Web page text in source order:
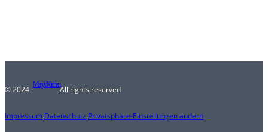
© 2024 ·Mary's KitchenAll rights reserved
Impressum.Datenschutz.Privatsphäre-Einstellungen ändern